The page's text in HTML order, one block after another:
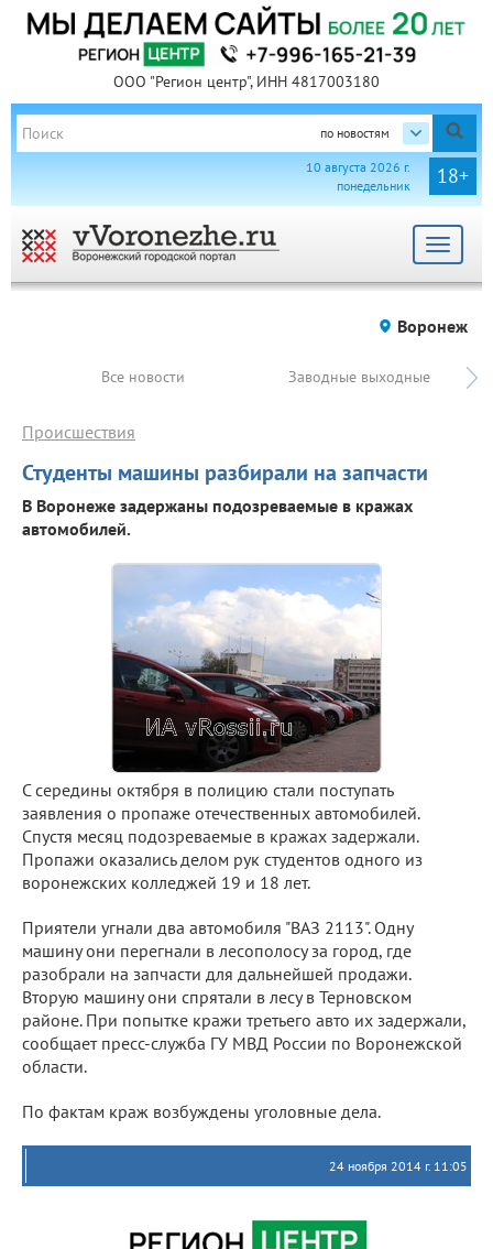
ООО "Регион центр", ИНН 4817003180
по новостям
18+
10 августа 2026 г.
понедельник
Toggle
Воронеж
Все новости Заводные выходные
Студенты машины разбирали на запчасти
Происшествия
В Воронеже задержаны подозреваемые в кражах
автомобилей.
С середины октября в полицию стали поступать
заявления о пропаже отечественных автомобилей.
Спустя месяц подозреваемые в кражах задержали.
Пропажи оказались делом рук студентов одного из
воронежских колледжей 19 и 18 лет.
Приятели угнали два автомобиля "ВАЗ 2113". Одну
машину они перегнали в лесополосу за город, где
разобрали на запчасти для дальнейшей продажи.
Вторую машину они спрятали в лесу в Терновском
районе. При попытке кражи третьего авто их задержали,
сообщает пресс-служба ГУ МВД России по Воронежской
области.
По фактам краж возбуждены уголовные дела.
24 ноября 2014 г. 11:05